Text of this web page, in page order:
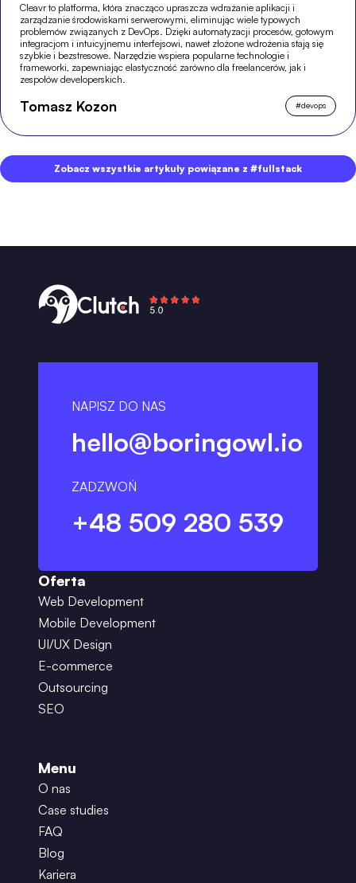
Cleavr to platforma, która znacząco upraszcza wdrażanie aplikacji i
zarządzanie środowiskami serwerowymi, eliminując wiele typowych
problemów związanych z DevOps. Dzięki automatyzacji procesów, gotowym
integracjom i intuicyjnemu interfejsowi, nawet złożone wdrożenia stają się
szybkie i bezstresowe. Narzędzie wspiera popularne technologie i
frameworki, zapewniając elastyczność zarówno dla freelancerów, jak i
zespołów developerskich.
Tomasz Kozon #devops
Zobacz wszystkie artykuły powiązane z #fullstack
NAPISZ DO NAS
hello@boringowl.io
ZADZWOŃ
+48 509 280 539
Oferta
Web Development
Mobile Development
UI/UX Design
E-commerce
Outsourcing
SEO
Menu
O nas
Case studies
FAQ
Blog
Kariera